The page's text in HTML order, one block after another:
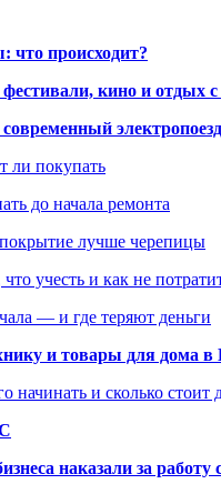
что происходит?
кино и отдых
электропоезд
ли покупать
до начала ремонта
лучше черепицы
учесть и как не
— и где теряют деньги
и товары для дома в
начинать и сколько стоит
наказали за